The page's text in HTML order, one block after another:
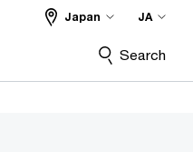
Japan JA
Search